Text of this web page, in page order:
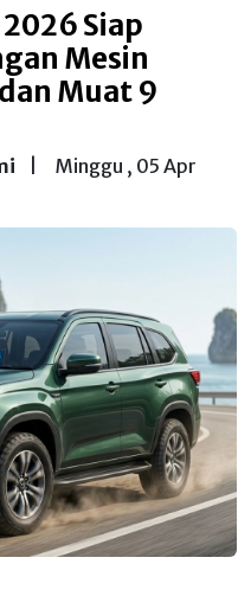
Siap
Mesin
Muat 9
Minggu , 05 Apr